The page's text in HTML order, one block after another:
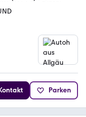
Parken